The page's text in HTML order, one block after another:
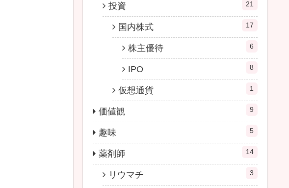
投資 21
国内株式 17
株主優待 6
IPO 8
仮想通貨 1
価値観 9
趣味 5
薬剤師 14
リウマチ 3